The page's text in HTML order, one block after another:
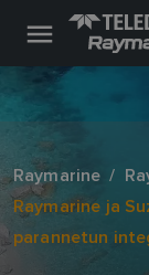
Raymarine
Raymarine ja
parannetun